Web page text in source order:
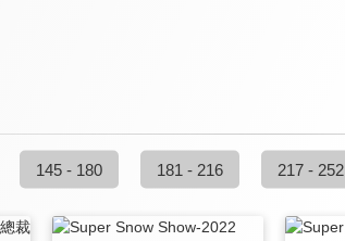
145 - 180 181 - 216 217 - 252